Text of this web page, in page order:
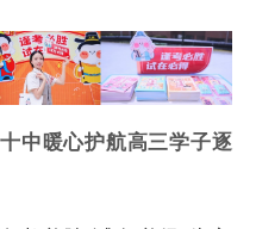
中暖心护航高三学子逐